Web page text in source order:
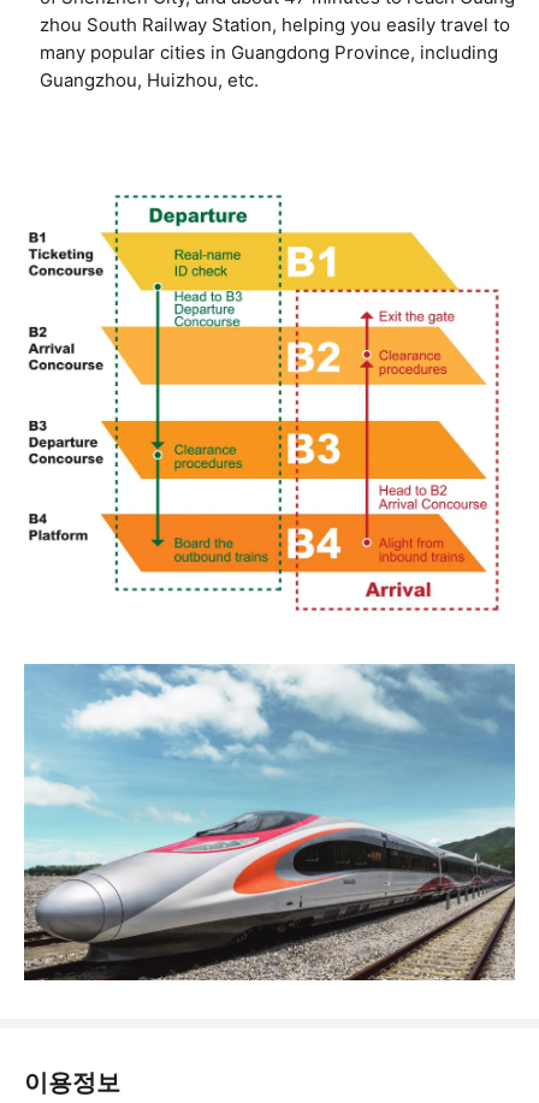
zhou South Railway Station, helping you easily travel to
many popular cities in Guangdong Province, including
Guangzhou, Huizhou, etc.
이용정보